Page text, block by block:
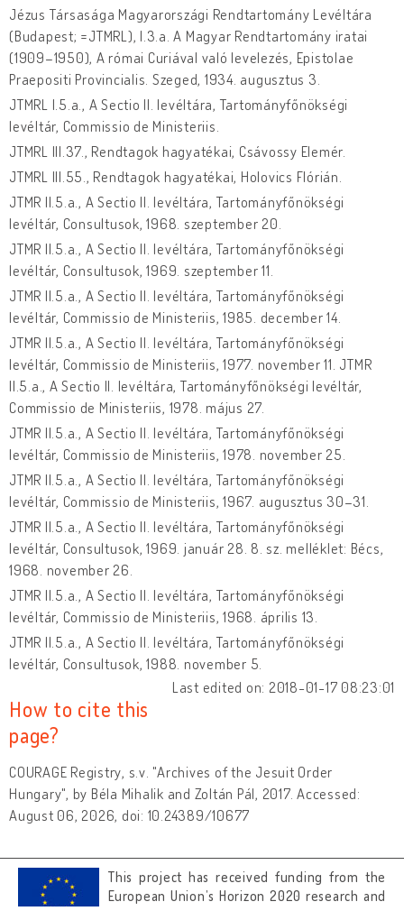
Jézus Társasága Magyarországi Rendtartomány Levéltára
(Budapest; =JTMRL), I.3.a. A Magyar Rendtartomány iratai
(1909–1950), A római Curiával való levelezés, Epistolae
Praepositi Provincialis. Szeged, 1934. augusztus 3.
JTMRL I.5.a., A Sectio II. levéltára, Tartományfőnökségi
levéltár, Commissio de Ministeriis.
JTMRL III.37., Rendtagok hagyatékai, Csávossy Elemér.
JTMRL III.55., Rendtagok hagyatékai, Holovics Flórián.
JTMR II.5.a., A Sectio II. levéltára, Tartományfőnökségi
levéltár, Consultusok, 1968. szeptember 20.
JTMR II.5.a., A Sectio II. levéltára, Tartományfőnökségi
levéltár, Consultusok, 1969. szeptember 11.
JTMR II.5.a., A Sectio II. levéltára, Tartományfőnökségi
levéltár, Commissio de Ministeriis, 1985. december 14.
JTMR II.5.a., A Sectio II. levéltára, Tartományfőnökségi
levéltár, Commissio de Ministeriis, 1977. november 11. JTMR
II.5.a., A Sectio II. levéltára, Tartományfőnökségi levéltár,
Commissio de Ministeriis, 1978. május 27.
JTMR II.5.a., A Sectio II. levéltára, Tartományfőnökségi
levéltár, Commissio de Ministeriis, 1978. november 25.
JTMR II.5.a., A Sectio II. levéltára, Tartományfőnökségi
levéltár, Commissio de Ministeriis, 1967. augusztus 30–31.
JTMR II.5.a., A Sectio II. levéltára, Tartományfőnökségi
levéltár, Consultusok, 1969. január 28. 8. sz. melléklet: Bécs,
1968. november 26.
JTMR II.5.a., A Sectio II. levéltára, Tartományfőnökségi
levéltár, Commissio de Ministeriis, 1968. április 13.
JTMR II.5.a., A Sectio II. levéltára, Tartományfőnökségi
levéltár, Consultusok, 1988. november 5.
Last edited on: 2018-01-17 08:23:01
How to cite this
page?
COURAGE Registry, s.v. "Archives of the Jesuit Order
Hungary", by Béla Mihalik and Zoltán Pál, 2017. Accessed:
August 06, 2026, doi: 10.24389/10677
This project has received funding from the
European Union’s Horizon 2020 research and